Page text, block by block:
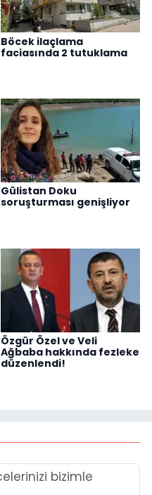
Böcek ilaçlama
faciasında 2 tutuklama
Gülistan Doku
soruşturması genişliyor
Özgür Özel ve Veli
Ağbaba hakkında fezleke
düzenlendi!